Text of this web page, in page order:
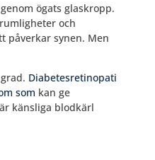
ögats glaskropp.
och
påverkar synen. Men
Diabetesretinopati
som kan ge
känsliga blodkärl